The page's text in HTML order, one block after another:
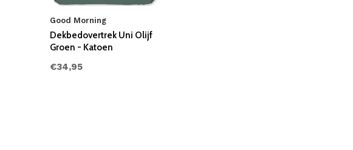
Good Morning
Dekbedovertrek Uni Olijf
Groen - Katoen
€34,95